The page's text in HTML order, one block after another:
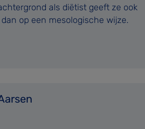
als diëtist geeft ze ook
op een mesologische wijze.